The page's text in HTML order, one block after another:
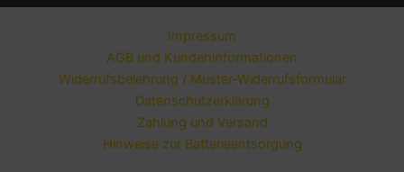
Impressum
AGB und Kundeninformationen
Widerrufsbelehrung / Muster-Widerrufsformular
Datenschutzerklärung
Zahlung und Versand
Hinweise zur Batterieentsorgung